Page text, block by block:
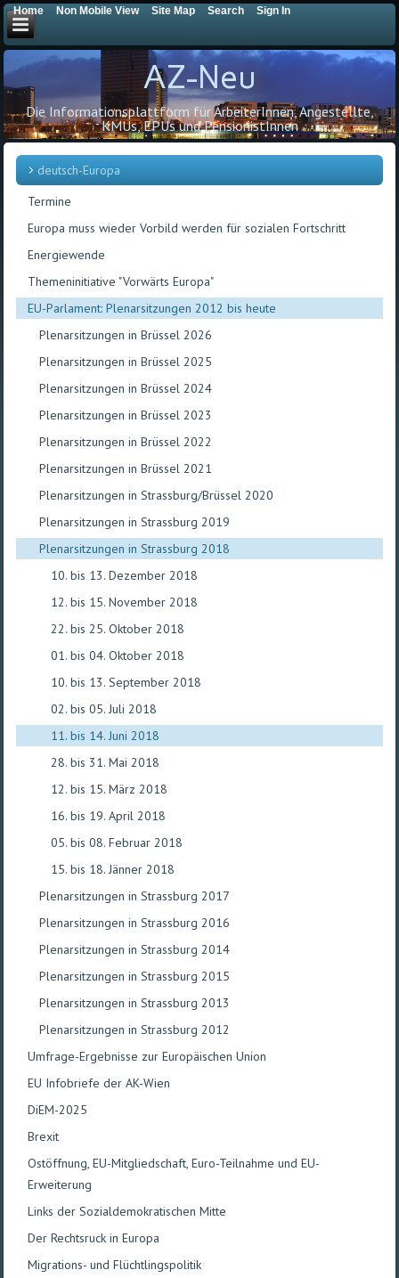
AZ-Neu
Die Informationsplattform für ArbeiterInnen, Angestellte,
KMUs, EPUs und PensionistInnen
deutsch-Europa
Termine
Europa muss wieder Vorbild werden für sozialen Fortschritt
Energiewende
Themeninitiative "Vorwärts Europa"
EU-Parlament: Plenarsitzungen 2012 bis heute
Plenarsitzungen in Brüssel 2026
Plenarsitzungen in Brüssel 2025
Plenarsitzungen in Brüssel 2024
Plenarsitzungen in Brüssel 2023
Plenarsitzungen in Brüssel 2022
Plenarsitzungen in Brüssel 2021
Plenarsitzungen in Strassburg/Brüssel 2020
Plenarsitzungen in Strassburg 2019
Plenarsitzungen in Strassburg 2018
10. bis 13. Dezember 2018
12. bis 15. November 2018
22. bis 25. Oktober 2018
01. bis 04. Oktober 2018
10. bis 13. September 2018
02. bis 05. Juli 2018
11. bis 14. Juni 2018
28. bis 31. Mai 2018
12. bis 15. März 2018
16. bis 19. April 2018
05. bis 08. Februar 2018
15. bis 18. Jänner 2018
Plenarsitzungen in Strassburg 2017
Plenarsitzungen in Strassburg 2016
Plenarsitzungen in Strassburg 2014
Plenarsitzungen in Strassburg 2015
Plenarsitzungen in Strassburg 2013
Plenarsitzungen in Strassburg 2012
Umfrage-Ergebnisse zur Europäischen Union
EU Infobriefe der AK-Wien
DiEM-2025
Brexit
Ostöffnung, EU-Mitgliedschaft, Euro-Teilnahme und EU-
Erweiterung
Links der Sozialdemokratischen Mitte
Der Rechtsruck in Europa
Migrations- und Flüchtlingspolitik
Home Non Mobile View Site Map Search Sign In